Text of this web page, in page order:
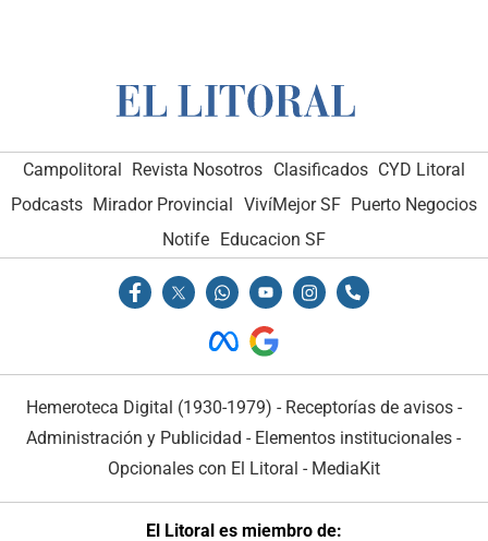
Campolitoral Revista Nosotros Clasificados CYD Litoral
Podcasts Mirador Provincial VivíMejor SF Puerto Negocios
Notife Educacion SF
Hemeroteca Digital (1930-1979) - Receptorías de avisos -
Administración y Publicidad - Elementos institucionales -
Opcionales con El Litoral - MediaKit
El Litoral es miembro de: